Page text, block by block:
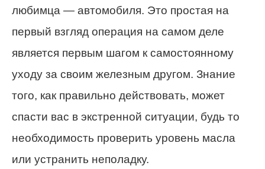
любимца — автомобиля. Это простая на
первый взгляд операция на самом деле
является первым шагом к самостоянному
уходу за своим железным другом. Знание
того, как правильно действовать, может
спасти вас в экстренной ситуации, будь то
необходимость проверить уровень масла
или устранить неполадку.